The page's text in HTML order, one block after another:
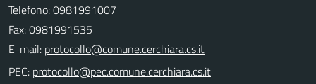
Telefono:0981991007
Fax: 0981991535
E-mail:
PEC: